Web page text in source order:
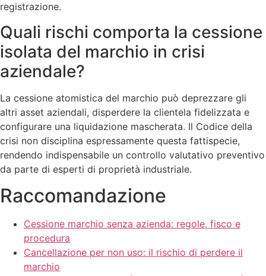
registrazione.
Quali rischi comporta la cessione
isolata del marchio in crisi
aziendale?
La cessione atomistica del marchio può deprezzare gli
altri asset aziendali, disperdere la clientela fidelizzata e
configurare una liquidazione mascherata. Il Codice della
crisi non disciplina espressamente questa fattispecie,
rendendo indispensabile un controllo valutativo preventivo
da parte di esperti di proprietà industriale.
Raccomandazione
Cessione marchio senza azienda: regole, fisco e
procedura
Cancellazione per non uso: il rischio di perdere il
marchio